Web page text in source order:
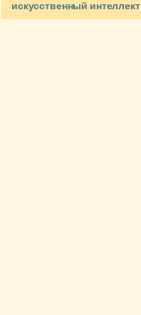
искусственный интеллект